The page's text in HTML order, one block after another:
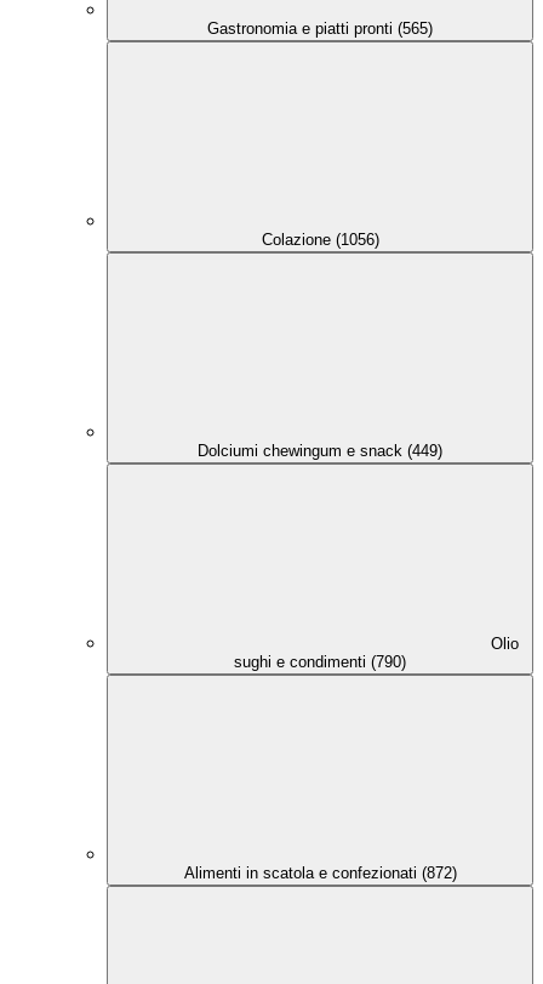
Gastronomia e piatti pronti (565)
Colazione (1056)
Dolciumi chewingum e snack (449)
Olio
sughi e condimenti (790)
Alimenti in scatola e confezionati (872)